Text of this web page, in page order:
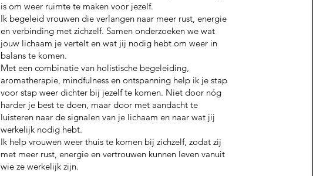
is om weer ruimte te maken voor jezelf.
Ik begeleid vrouwen die verlangen naar meer rust, energie
en verbinding met zichzelf. Samen onderzoeken we wat
jouw lichaam je vertelt en wat jij nodig hebt om weer in
balans te komen.
Met een combinatie van holistische begeleiding,
aromatherapie, mindfulness en ontspanning help ik je stap
voor stap weer dichter bij jezelf te komen. Niet door nóg
harder je best te doen, maar door met aandacht te
luisteren naar de signalen van je lichaam en naar wat jij
werkelijk nodig hebt.
Ik help vrouwen weer thuis te komen bij zichzelf, zodat zij
met meer rust, energie en vertrouwen kunnen leven vanuit
wie ze werkelijk zijn.